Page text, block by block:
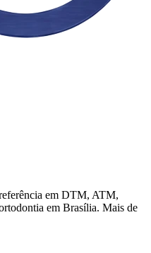
em DTM, ATM,
em Brasília. Mais de